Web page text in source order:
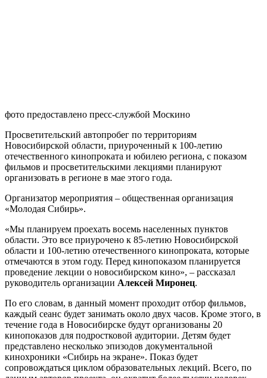
фото предоставлено пресс-службой Москино
Просветительский автопробег по территориям
Новосибирской области, приуроченный к 100-летию
отечественного кинопроката и юбилею региона, с показом
фильмов и просветительскими лекциями планируют
организовать в регионе в мае этого года.
Организатор мероприятия – общественная организация
«Молодая Сибирь».
«Мы планируем проехать восемь населенных пунктов
области. Это все приурочено к 85-летию Новосибирской
области и 100-летию отечественного кинопроката, которые
отмечаются в этом году. Перед кинопоказом планируется
проведение лекции о новосибирском кино», – рассказал
руководитель организации Алексей Миронец.
По его словам, в данный момент проходит отбор фильмов,
каждый сеанс будет занимать около двух часов. Кроме этого, в
течение года в Новосибирске будут организованы 20
кинопоказов для подростковой аудитории. Детям будет
представлено несколько эпизодов документальной
кинохроники «Сибирь на экране». Показ будет
сопровождаться циклом образовательных лекций. Всего, по